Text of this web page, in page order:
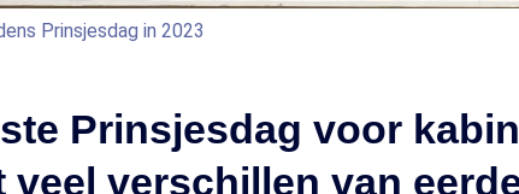
Prinsjesdag in 2023
Prinsjesdag voor
veel verschillen van